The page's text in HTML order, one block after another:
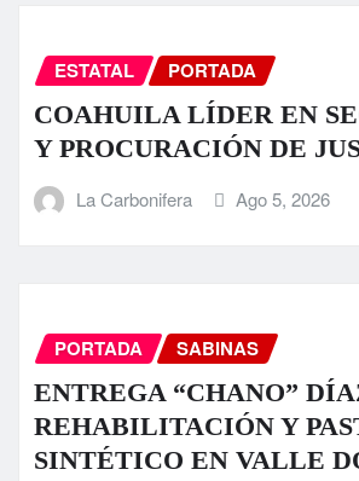
ESTATAL PORTADA
COAHUILA LÍDER EN
Y PROCURACIÓN DE
La Carbonifera Ago 5, 2026
PORTADA SABINAS
ENTREGA “CHANO”
REHABILITACIÓN Y
SINTÉTICO EN VALLE